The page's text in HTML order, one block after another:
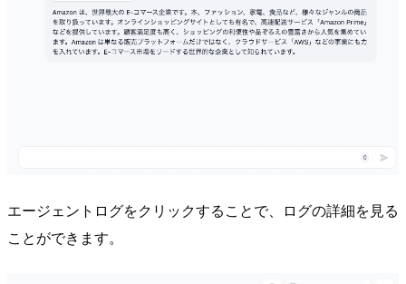
エージェントログをクリックすることで、ログの詳細を見る
ことができます。